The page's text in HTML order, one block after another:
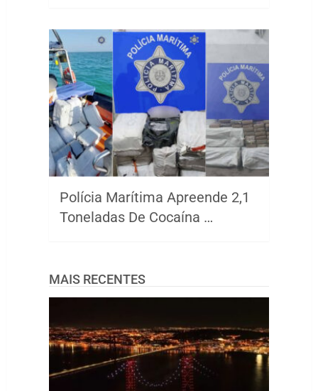
Polícia Marítima Apreende 2,1
Toneladas De Cocaína …
MAIS RECENTES